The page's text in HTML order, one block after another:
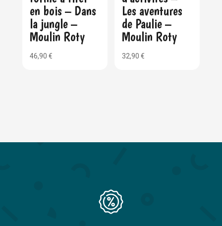
en bois – Dans
la jungle –
Moulin Roty
46,90 €
Les aventures
de Paulie –
Moulin Roty
32,90€